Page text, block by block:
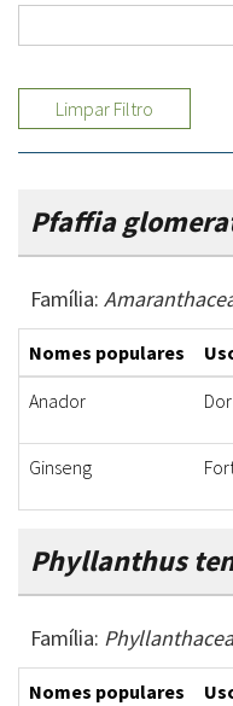
Limpar Filtro
Pfaffia
Família:
Nomes populares
Anador
Ginseng
Phyllanthus
Família:
Nomes populares